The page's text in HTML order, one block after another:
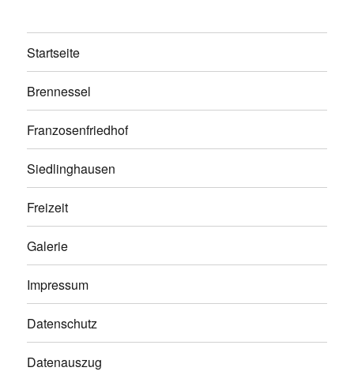
Startseite
Brennessel
Franzosenfriedhof
Siedlinghausen
Freizeit
Galerie
Impressum
Datenschutz
Datenauszug